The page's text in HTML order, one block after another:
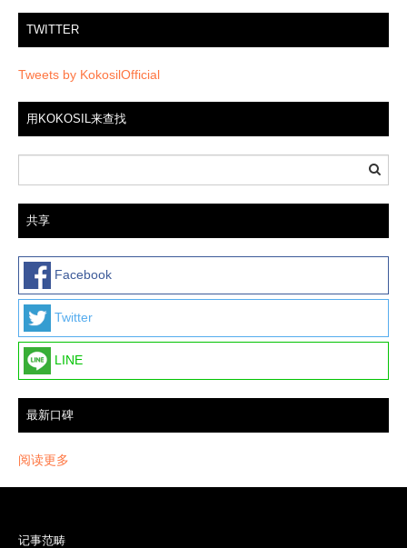
TWITTER
Tweets by KokosilOfficial
用KOKOSIL来查找
共享
Facebook
Twitter
LINE
最新口碑
阅读更多
记事范畴